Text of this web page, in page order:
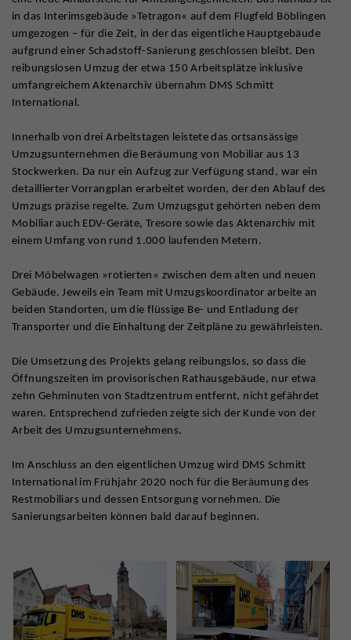
in das Interimsgebäude »Tetragon« auf dem Flugfeld Böblingen
umgezogen – für die Zeit, in der das eigentliche Hauptgebäude
aufgrund einer Schadstoff-Sanierung geschlossen bleibt. Den
reibungslosen Umzug der etwa 150 Arbeitsplätze inklusive
umfangreichem Aktenarchiv übernahm DMS Schmitt
International.
Innerhalb von drei Arbeitstagen leistete das ortsansässige
Umzugsunternehmen die Beräumung von Mobiliar aus 13
Stockwerken. Da nur ein Aufzug zur Verfügung stand, war ein
detaillierter Vorrangplan erarbeitet worden, der den Ablauf des
Umzugs präzise regelte. Zum Umzugsgut gehörten neben dem
Mobiliar auch EDV-Geräte, Tresore sowie das Aktenarchiv mit
einem Umfang von rund 1.000 laufenden Metern.
Drei Möbelwagen »rotierten« zwischen dem alten und neuen
Gebäude. Jeweils ein Team mit Umzugskoordinator arbeite an
beiden Standorten, um die flüssige Be- und Entladung der
Transporter und die Einhaltung der Zeitpläne zu gewährleisten.
Die Umsetzung des Projekts gelang reibungslos, so dass die
Öffnungszeiten im provisorischen Rathausgebäude, nur etwa
zehn Gehminuten von Stadtzentrum entfernt, nicht gefährdet
waren. Entsprechend zufrieden zeigte sich der Kunde von der
Arbeit des Umzugsunternehmens.
Im Anschluss an den eigentlichen Umzug wird DMS Schmitt
International im Frühjahr 2020 noch für die Beräumung des
Restmobiliars und dessen Entsorgung vornehmen. Die
Sanierungsarbeiten können bald darauf beginnen.